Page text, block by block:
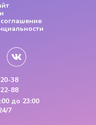
38
88
до 23:00
7